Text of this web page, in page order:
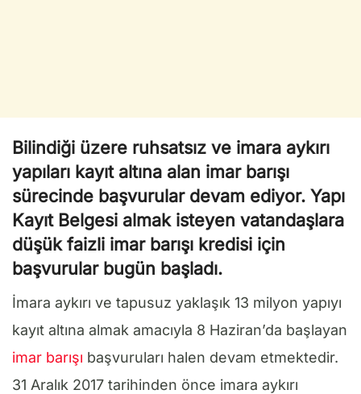
Bilindiği üzere ruhsatsız ve imara aykırı
yapıları kayıt altına alan imar barışı
sürecinde başvurular devam ediyor. Yapı
Kayıt Belgesi almak isteyen vatandaşlara
düşük faizli imar barışı kredisi için
başvurular bugün başladı.
İmara aykırı ve tapusuz yaklaşık 13 milyon yapıyı
kayıt altına almak amacıyla 8 Haziran’da başlayan
imar barışı başvuruları halen devam etmektedir.
31 Aralık 2017 tarihinden önce imara aykırı